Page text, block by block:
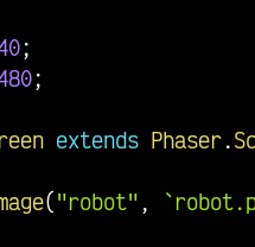
;
;
extends Phaser.
("robot" , `